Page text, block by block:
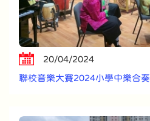
20/04/2024
聯校音樂大賽2024小學中樂合奏